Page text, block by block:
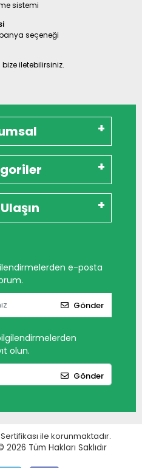
sistemi
seçeneği
iletebilirsiniz.
e-posta
Gönder
olun.
Gönder
ile korunmaktadır.
2026 Tüm Hakları Saklıdır